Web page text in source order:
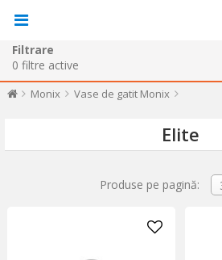
Filtrare
0 filtre active
Monix Vase de gatit Monix
Elite
Produse pe pagină: